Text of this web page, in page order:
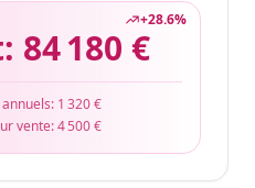
+28.6%
84 180 €
1 320 €
vente:4 500 €